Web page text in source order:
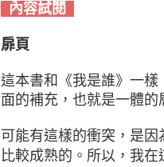
內容試閱
扉頁
這本書和《我是誰》一
面的補充，也就是一體的
可能有這樣的衝突，是
比較成熟的。所以，我